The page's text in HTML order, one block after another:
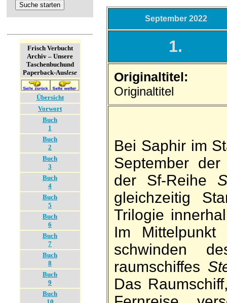
Frisch Verbucht
Archiv – Unsere
Taschenbuch­und
Paperback-Auslese
Übersicht
Vorwort
Buch
1
Buch
2
Buch
3
Buch
4
Buch
5
Buch
6
Buch
7
Buch
8
Buch
9
Buch
September 2022
1.
Originaltitel:
Originaltitel
Bei Saphir im
September
der Sf-Reihe
gleich­zeitig
Tri­logie
Im
schwinden
raum­schiffes
Das